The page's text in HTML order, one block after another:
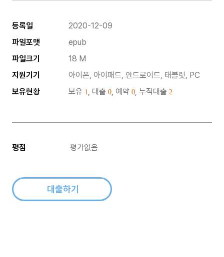
등록일
2020-12-09
파일포맷
epub
파일크기
18 M
지원기기
아이폰, 아이패드, 안드로이드, 태블릿, PC
보유현황
보유 1 , 대출 0 , 예약 0 , 누적대출 2
평점 평가없음
대출하기